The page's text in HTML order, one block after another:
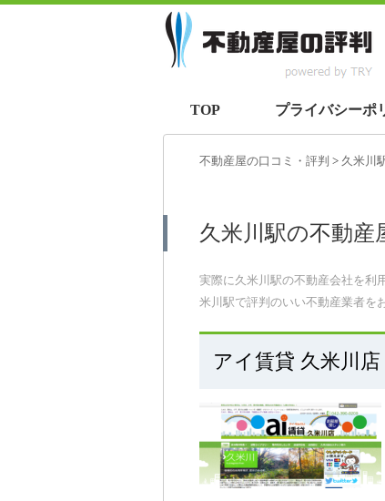
TOP プライバシーポ
不動産屋の口コミ・評判 > 久米川
久米川駅の不動産
実際に久米川駅の不動産会社を利
米川駅で評判のいい不動産業者を
アイ賃貸 久米川店